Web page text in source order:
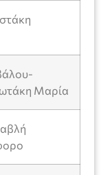
Μαρία